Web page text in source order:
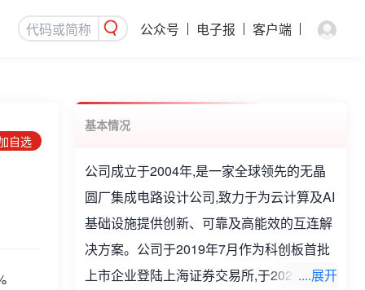
公众号 电子报 客户端
自选
基本情况
公司成立于2004年,是一家全球领先的无晶
圆厂集成电路设计公司,致力于为云计算及AI
基础设施提供创新、可靠及高能效的互连解
决方案。公司于2019年7月作为科创板首批
上市企业登陆上海证券交易所,于2026年2月
....展开